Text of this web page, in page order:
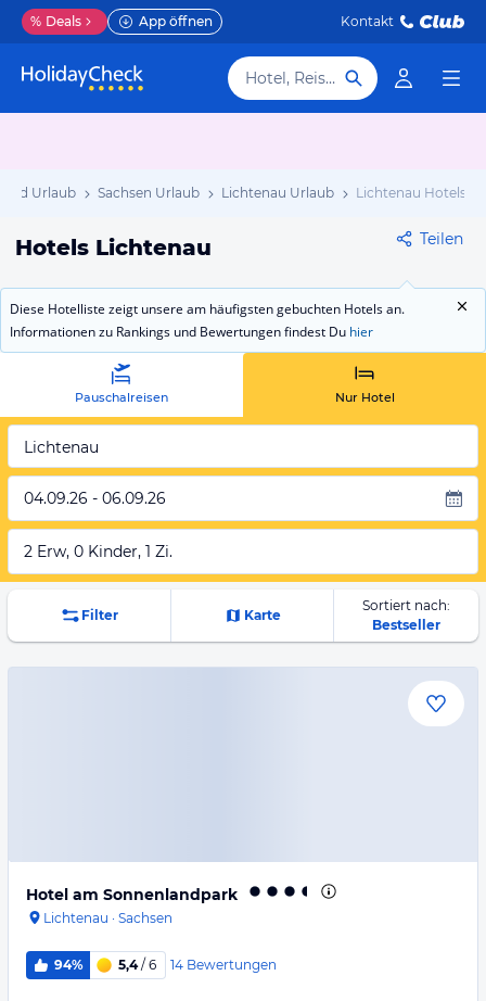
% Deals App öffnen Kontakt
Hotel, Reiseziel
Urlaub Sachsen Urlaub Lichtenau Urlaub Lichtenau Hotels
Hotels Lichtenau Teilen
Diese Hotelliste zeigt unsere am häufigsten gebuchten Hotels an.
Informationen zu Rankings und Bewertungen findest Du hier
Pauschalreisen Nur Hotel
Lichtenau
04.09.26 - 06.09.26
2 Erw, 0 Kinder, 1 Zi.
Filter Karte
Sortiert nach:
Bestseller
Hotel am Sonnenlandpark
Lichtenau · Sachsen
94% 5,4/ 6 14 Bewertungen